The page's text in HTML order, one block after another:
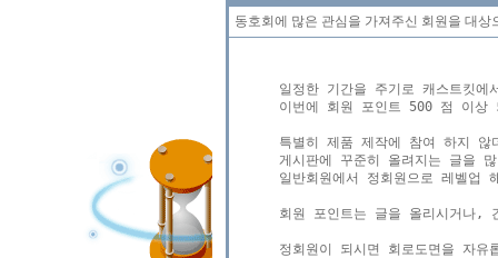
동호회에 많은 관심을 가져주신 회원을 대
일정한 기간을 주기로 캐스트킷
이번에 회원 포인트 500 점 이상
특별히 제품 제작에 참여 하지
게시판에 꾸준히 올려지는 글을
일반회원에서 정회원으로 레벨업
회원 포인트는 글을 올리시거나
정회원이 되시면 회로도면을 자